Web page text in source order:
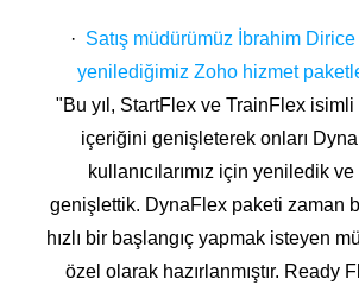
· Satış müdürümüz İbrahim Dirice
yenilediğimiz Zoho hizmet
"Bu yıl, StartFlex ve TrainFlex
içeriğini genişleterek onları
kullanıcılarımız için yeniledik ve
genişlettik. DynaFlex paketi zaman
hızlı bir başlangıç yapmak isteyen
özel olarak hazırlanmıştır. Ready